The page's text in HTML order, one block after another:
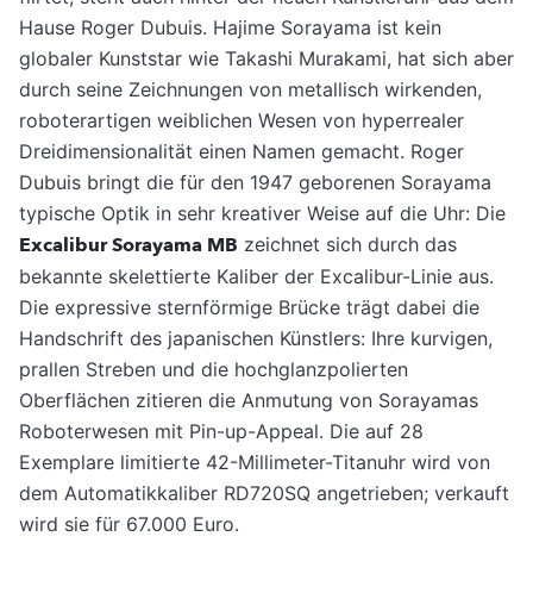
Hause Roger Dubuis. Hajime Sorayama ist kein
globaler Kunststar wie Takashi Murakami, hat sich aber
durch seine Zeichnungen von metallisch wirkenden,
roboterartigen weiblichen Wesen von hyperrealer
Dreidimensionalität einen Namen gemacht. Roger
Dubuis bringt die für den 1947 geborenen Sorayama
typische Optik in sehr kreativer Weise auf die Uhr: Die
Excalibur Sorayama MB zeichnet sich durch das
bekannte skelettierte Kaliber der Excalibur-Linie aus.
Die expressive sternförmige Brücke trägt dabei die
Handschrift des japanischen Künstlers: Ihre kurvigen,
prallen Streben und die hochglanzpolierten
Oberflächen zitieren die Anmutung von Sorayamas
Roboterwesen mit Pin-up-Appeal. Die auf 28
Exemplare limitierte 42-Millimeter-Titanuhr wird von
dem Automatikkaliber RD720SQ angetrieben; verkauft
wird sie für 67.000 Euro.